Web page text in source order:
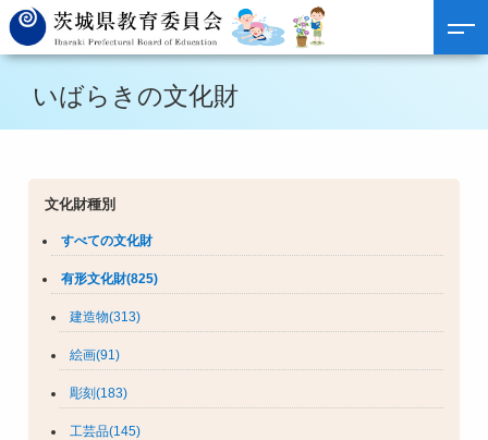
いばらきの文化財
文化財種別
すべての文化財
有形文化財(825)
建造物(313)
絵画(91)
彫刻(183)
工芸品(145)